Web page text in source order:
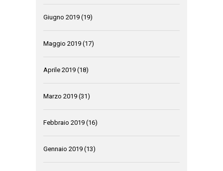
Giugno 2019 (19)
Maggio 2019 (17)
Aprile 2019 (18)
Marzo 2019 (31)
Febbraio 2019 (16)
Gennaio 2019 (13)